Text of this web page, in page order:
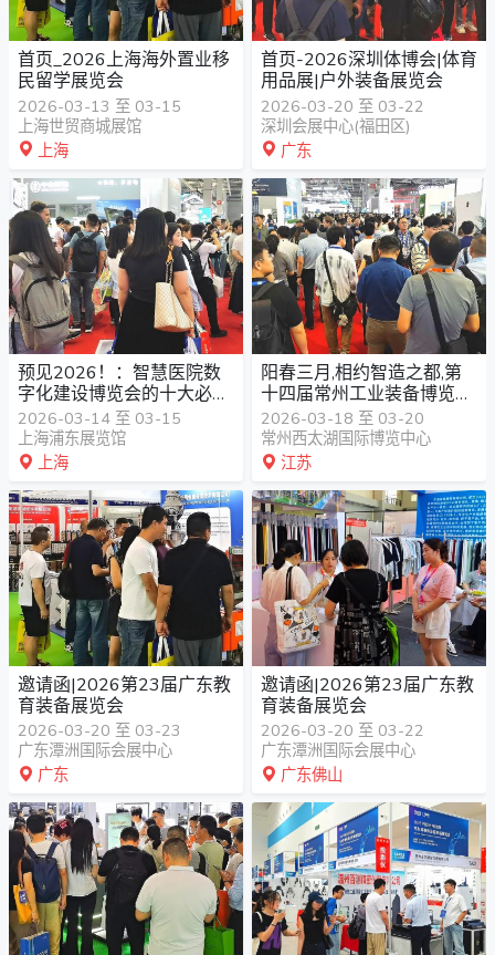
首页_2026上海海外置业移
民留学展览会
2026-03-13 至 03-15
上海世贸商城展馆
上海
首页-2026深圳体博会|体育
用品展|户外装备展览会
2026-03-20 至 03-22
深圳会展中心(福田区)
广东
预见2026！：智慧医院数
字化建设博览会的十大必看
风向标
2026-03-14 至 03-15
上海浦东展览馆
上海
阳春三月,相约智造之都,第
十四届常州工业装备博览会
欢迎您
2026-03-18 至 03-20
常州西太湖国际博览中心
江苏
邀请函|2026第23届广东教
育装备展览会
2026-03-20 至 03-23
广东潭洲国际会展中心
广东
邀请函|2026第23届广东教
育装备展览会
2026-03-20 至 03-22
广东潭洲国际会展中心
广东佛山